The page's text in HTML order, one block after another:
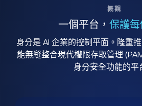
概觀
一個平台， 保護
身分是 AI 企業的控制平面。隆重推
能無縫整合現代權限存取管理
身分安全功能的平